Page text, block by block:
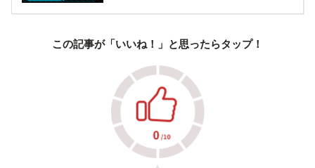
この記事が「いいね！」と思ったらタップ！